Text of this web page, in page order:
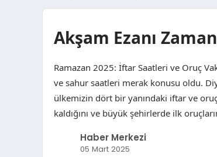
Akşam Ezanı
Ramazan 2025: İftar Saatleri ve Oruç
ve sahur saatleri merak konusu oldu.
ülkemizin dört bir yanındaki iftar ve
kaldığını ve büyük şehirlerde ilk
Haber Merkezi
05 Mart 2025